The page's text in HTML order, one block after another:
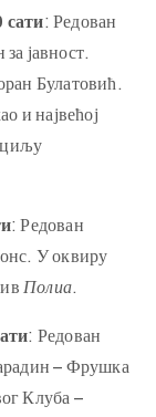
сати: Редован
за јавност.
Булатовић.
и највећој
циљу
: Редован
У оквиру
Полиа.
: Редован
– Фрушка
Клуба –